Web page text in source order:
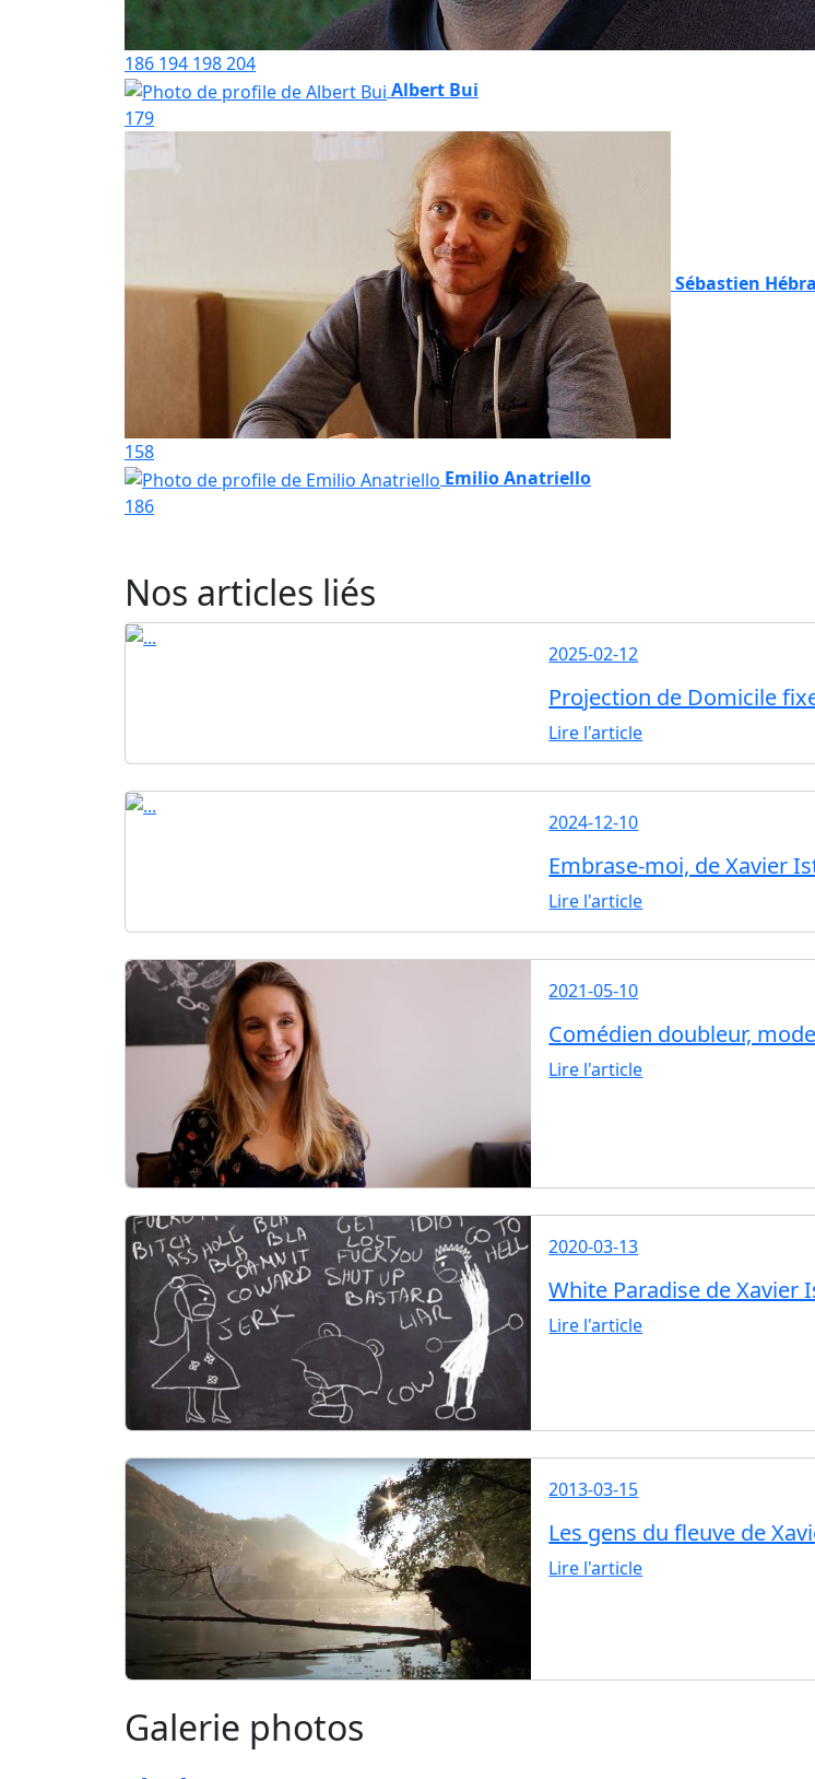
186 194 198204
Albert Bui
179
Sébastien
158
Emilio Anatriello
186
Nos articles liés
2025-02-12
Projection de Domicile
Lire l'article
2024-12-10
Embrase-moi, de Xavier
Lire l'article
2021-05-10
Comédien doubleur,
Lire l'article
2020-03-13
White Paradise de Xavier
Lire l'article
2013-03-15
Les gens du fleuve de
Lire l'article
Galerie photos